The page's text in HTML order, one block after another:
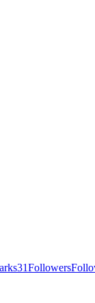
31Followers